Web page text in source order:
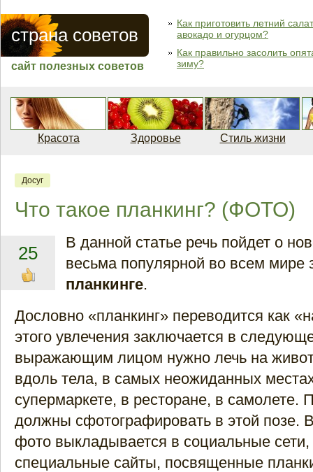
страна советов
сайт полезных советов
Как приготовить летний
авокадо и огурцом?
Как правильно засолить
зиму?
Красота Здоровье Стиль жизни
Досуг
Что такое планкинг? (ФОТО)
25
В данной статье речь пойдет о
весьма популярной во всем мире
планкинге.
Дословно «планкинг» переводится как
этого увлечения заключается в
выражающим лицом нужно лечь на
вдоль тела, в самых неожиданных
супермаркете, в ресторане, в самолете.
должны сфотографировать в этой позе.
фото выкладывается в социальные
специальные сайты, посвященные